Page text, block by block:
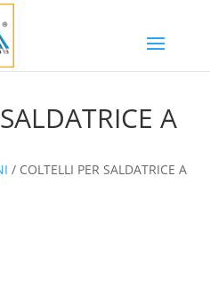
A
/ COLTELLI PER SALDATRICE A